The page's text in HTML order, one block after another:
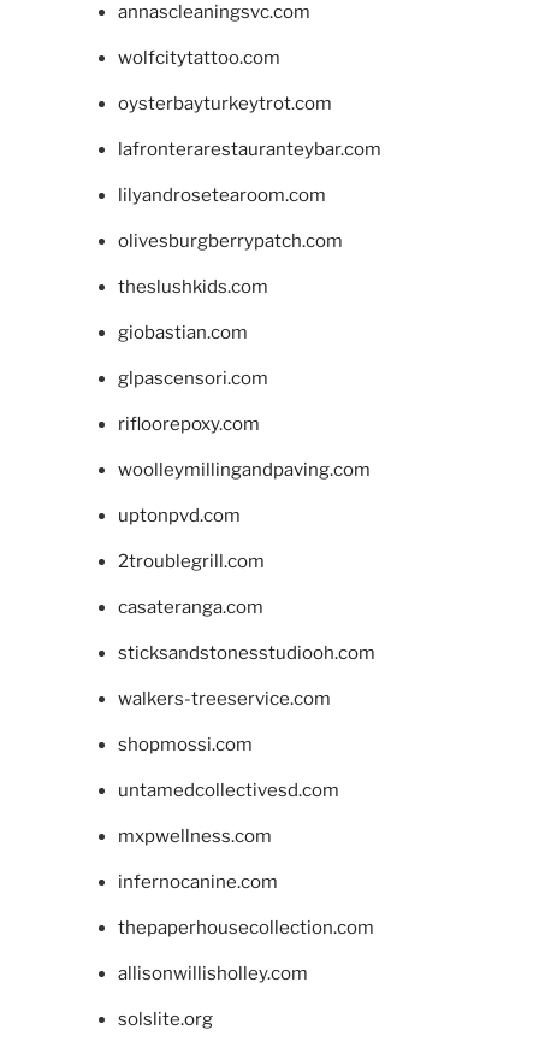
annascleaningsvc.com
wolfcitytattoo.com
oysterbayturkeytrot.com
lafronterarestauranteybar.com
lilyandrosetearoom.com
olivesburgberrypatch.com
theslushkids.com
giobastian.com
glpascensori.com
rifloorepoxy.com
woolleymillingandpaving.com
uptonpvd.com
2troublegrill.com
casateranga.com
sticksandstonesstudiooh.com
walkers-treeservice.com
shopmossi.com
untamedcollectivesd.com
mxpwellness.com
infernocanine.com
thepaperhousecollection.com
allisonwillisholley.com
solslite.org